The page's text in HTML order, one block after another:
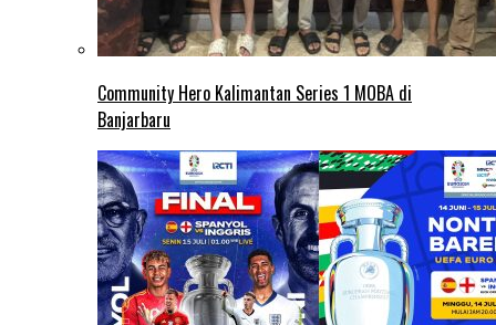
Community Hero Kalimantan Series 1 MOBA di
Banjarbaru